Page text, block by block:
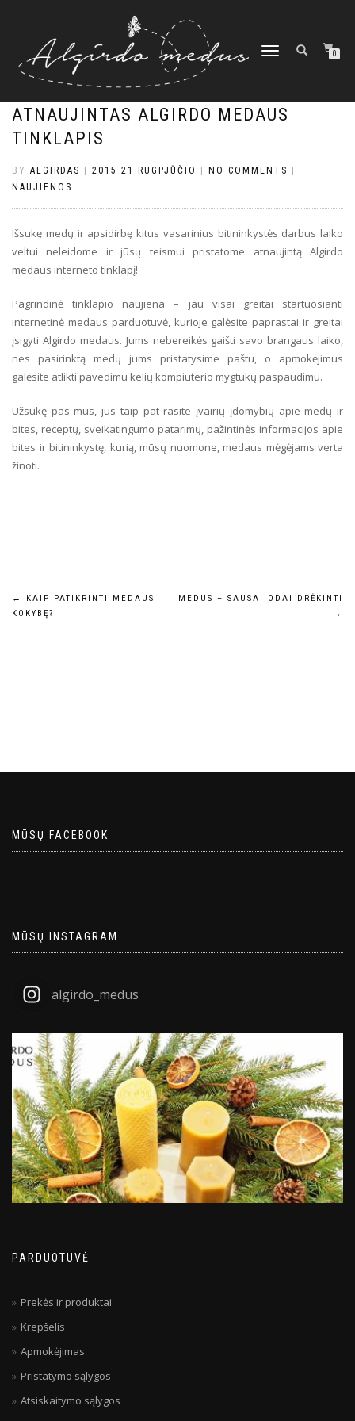
TOGGLE
0
ATNAUJINTAS ALGIRDO MEDAUS
TINKLAPIS
BY ALGIRDAS 2015 21 RUGPJŪČIO NO COMMENTS
NAUJIENOS
Išsukę medų ir apsidirbę kitus vasarinius bitininkystės darbus laiko
veltui neleidome ir jūsų teismui pristatome atnaujintą Algirdo
medaus interneto tinklapį!
Pagrindinė tinklapio naujiena – jau visai greitai startuosianti
internetinė medaus parduotuvė, kurioje galėsite paprastai ir greitai
įsigyti Algirdo medaus. Jums nebereikės gaišti savo brangaus laiko,
nes pasirinktą medų jums pristatysime paštu, o apmokėjimus
galėsite atlikti pavedimu kelių kompiuterio mygtukų paspaudimu.
Užsukę pas mus, jūs taip pat rasite įvairių įdomybių apie medų ir
bites, receptų, sveikatingumo patarimų, pažintinės informacijos apie
bites ir bitininkystę, kurią, mūsų nuomone, medaus mėgėjams verta
žinoti.
Navigacija
←
KAIP PATIKRINTI MEDAUS
KOKYBĘ?
MEDUS – SAUSAI ODAI DRĖKINTI
→
MŪSŲ FACEBOOK
MŪSŲ INSTAGRAM
algirdo_medus
PARDUOTUVĖ
Prekės ir produktai
Krepšelis
Apmokėjimas
Pristatymo sąlygos
Atsiskaitymo sąlygos